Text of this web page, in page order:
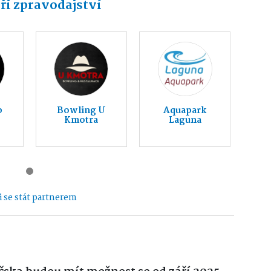
zpravodajství
Bowling U
Kmotra
Aquapark
Laguna
se stát partnerem